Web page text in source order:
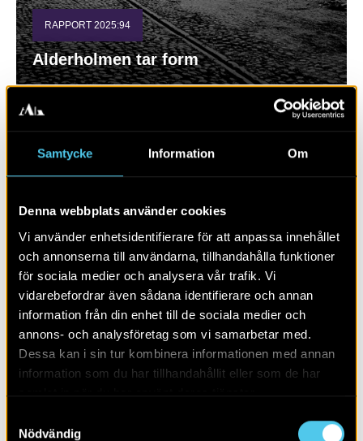
Samtycke Information Om
Denna webbplats använder cookies
Vi använder enhetsidentifierare för att anpassa innehållet
och annonserna till användarna, tillhandahålla funktioner
för sociala medier och analysera vår trafik. Vi
vidarebefordrar även sådana identifierare och annan
information från din enhet till de sociala medier och
annons- och analysföretag som vi samarbetar med.
Dessa kan i sin tur kombinera informationen med annan
information som du har tillhandahållit eller som de har
Nödvändig
RAPPORT 2025:94
Alderholmen tar form
RAPPORT 2025:101
Bergsbrunna